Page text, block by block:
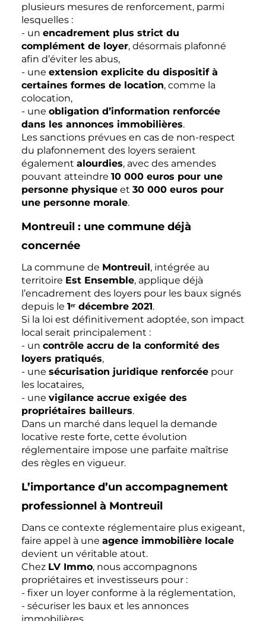
plusieurs mesures de renforcement, parmi
lesquelles :
- un encadrement plus strict du
complément de loyer, désormais plafonné
afin d’éviter les abus,
- une extension explicite du dispositif à
certaines formes de location, comme la
colocation,
- une obligation d’information renforcée
dans les annonces immobilières.
Les sanctions prévues en cas de non-respect
du plafonnement des loyers seraient
également alourdies, avec des amendes
pouvant atteindre 10 000 euros pour une
personne physique et 30 000 euros pour
une personne morale.
Montreuil : une commune déjà
concernée
La commune de Montreuil, intégrée au
territoire Est Ensemble, applique déjà
l’encadrement des loyers pour les baux signés
depuis le 1ᵉʳ décembre 2021.
Si la loi est définitivement adoptée, son impact
local serait principalement :
- un contrôle accru de la conformité des
loyers pratiqués,
- une sécurisation juridique renforcée pour
les locataires,
- une vigilance accrue exigée des
propriétaires bailleurs.
Dans un marché dans lequel la demande
locative reste forte, cette évolution
réglementaire impose une parfaite maîtrise
des règles en vigueur.
L’importance d’un accompagnement
professionnel à Montreuil
Dans ce contexte réglementaire plus exigeant,
faire appel à une agence immobilière locale
devient un véritable atout.
Chez LV Immo, nous accompagnons
propriétaires et investisseurs pour :
- fixer un loyer conforme à la réglementation,
- sécuriser les baux et les annonces
immobilières,